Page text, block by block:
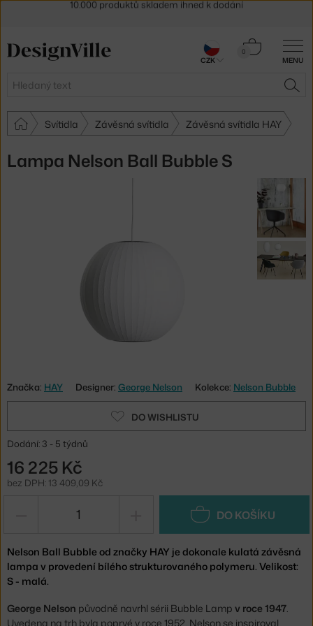
MENU
Hledat
0
Košík
Svítidla Závěsná svítidla Závěsná svítidla HAY
Lampa Nelson Ball Bubble S
Značka: HAY Designer: George Nelson Kolekce: Nelson Bubble
DO WISHLISTU
Dodání: 3 - 5 týdnů
16 225 Kč
bez DPH: 13 409,09 Kč
DO KOŠÍKU
Nelson Ball Bubble od značky HAY je dokonale kulatá závěsná
lampa v provedení bílého strukturovaného polymeru. Velikost:
S - malá.
George Nelson původně navrhl sérii Bubble Lamp v roce 1947.
Uvedena na trh byla poprvé v roce 1952. Nelson se inspiroval
30 dní na vrácení zboží
CZK